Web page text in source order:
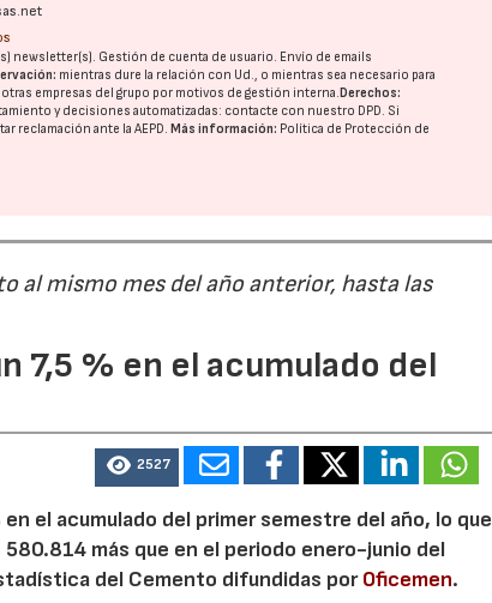
newsletter(s). Gestión de cuenta de usuario. Envío de emails
mientras dure la relación con Ud., o mientras sea necesario para
empresas del grupo por motivos de gestión interna. Derechos:
y decisiones automatizadas: contacte con nuestro DPD. Si
reclamación ante laAEPD. Más información: Política de Protección de
al mismo mes del año anterior, hasta las
7,5 % en el acumulado del
2527
el acumulado del primer semestre del año, lo que
más que en el periodo enero-junio del
del Cemento difundidas porOficemen.
28/07/2026 30/07/2026